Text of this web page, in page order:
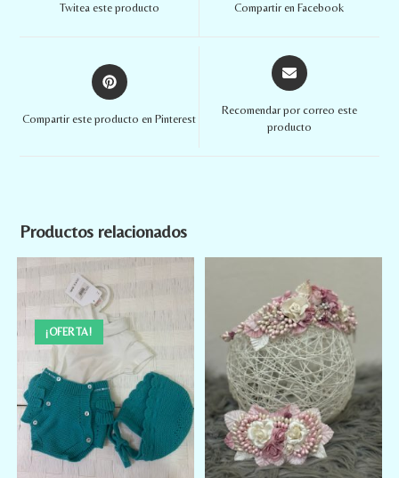
Twitea este producto Compartir en Facebook
Compartir este producto en Pinterest
Recomendar por correo este
producto
Productos relacionados
¡OFERTA!